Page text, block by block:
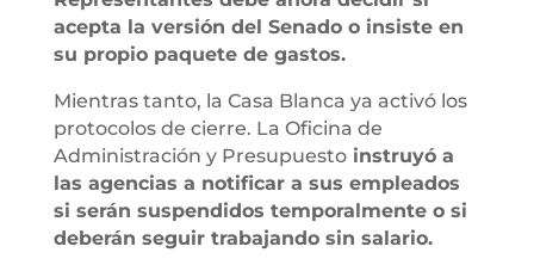
acepta la versión del Senado o insiste en
su propio paquete de gastos.
Mientras tanto, la Casa Blanca ya activó los
protocolos de cierre. La Oficina de
Administración y Presupuestoinstruyó a
las agencias a notificar a sus empleados
si serán suspendidos temporalmente o si
deberán seguir trabajando sin salario.